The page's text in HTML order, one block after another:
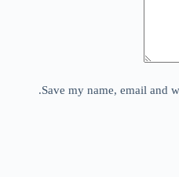
Save my name, email and